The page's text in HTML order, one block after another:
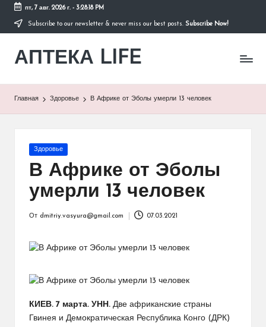
Перейти
содержимому
пт, 7 авг. 2026 г.- 3:28:18 PM
Subscribe to our newsletter & never miss our best posts. Subscribe Now!
АПТЕКА LIFE
сайт
Главная Здоровье В Африке от Эболы умерли 13 человек
Опубликовано
Здоровье
В Африке от Эболы
умерли 13 человек
От dmitriy.vasyura@gmail.com 07.03.2021
КИЕВ. 7 марта. УНН. Две африканские страны
Гвинея и Демократическая Республика Конго (ДРК)